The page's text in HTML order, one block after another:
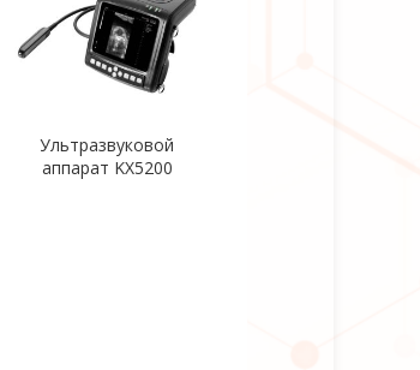
Ультразвуковой
аппарат KX5200